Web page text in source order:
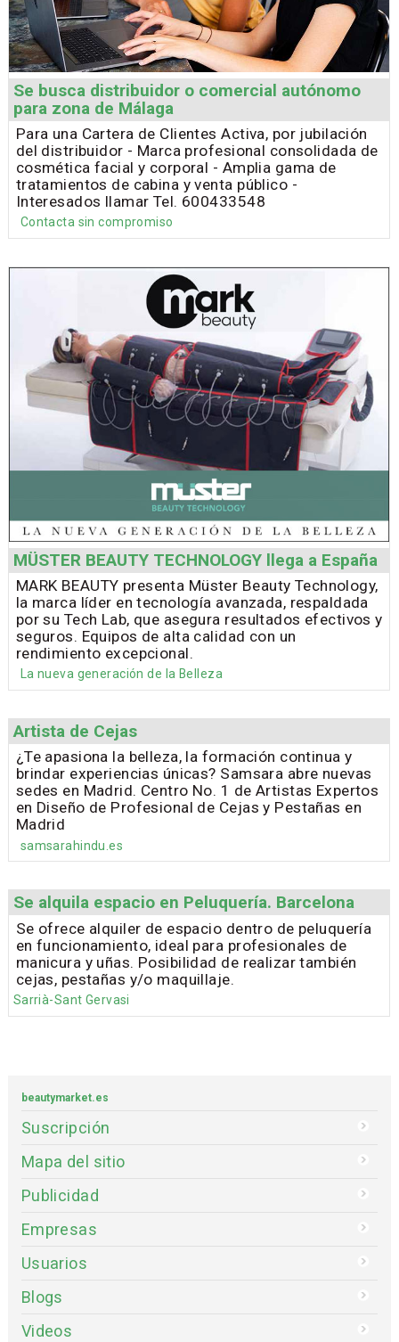
Se busca distribuidor o comercial autónomo
para zona de Málaga
Para una Cartera de Clientes Activa, por jubilación
del distribuidor - Marca profesional consolidada de
cosmética facial y corporal - Amplia gama de
tratamientos de cabina y venta público -
Interesados llamar Tel. 600433548
Contacta sin compromiso
MÜSTER BEAUTY TECHNOLOGY llega a España
MARK BEAUTY presenta Müster Beauty Technology,
la marca líder en tecnología avanzada, respaldada
por su Tech Lab, que asegura resultados efectivos y
seguros. Equipos de alta calidad con un
rendimiento excepcional.
La nueva generación de la Belleza
Artista de Cejas
¿Te apasiona la belleza, la formación continua y
brindar experiencias únicas? Samsara abre nuevas
sedes en Madrid. Centro No. 1 de Artistas Expertos
en Diseño de Profesional de Cejas y Pestañas en
Madrid
samsarahindu.es
Se alquila espacio en Peluquería. Barcelona
Se ofrece alquiler de espacio dentro de peluquería
en funcionamiento, ideal para profesionales de
manicura y uñas. Posibilidad de realizar también
cejas, pestañas y/o maquillaje.
Sarrià-Sant Gervasi
beautymarket.es
Suscripción
Mapa del sitio
Publicidad
Empresas
Usuarios
Blogs
Videos